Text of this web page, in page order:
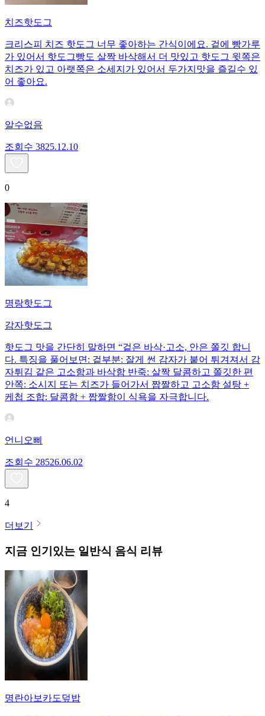
치즈핫도그
크리스피 치즈 핫도그 너무 좋아하는 간식이에요. 겉에 빵가루
가 있어서 핫도그빵도 살짝 바삭해서 더 맛있고 핫도그 윗쪽은
치즈가 있고 아랫쪽은 소세지가 있어서 두가지맛을 즐길수 있
어 좋아요.
알수없음
조회수 3825.12.10
0
명랑핫도그
감자핫도그
핫도그 맛을 간단히 말하면 “겉은 바삭·고소, 안은 쫄깃 합니
다. 특징을 풀어보면: 겉부분: 잘게 썬 감자가 붙어 튀겨져서 감
자튀김 같은 고소함과 바삭함 반죽: 살짝 달콤하고 쫄깃한 편
안쪽: 소시지 또는 치즈가 들어가서 짭짤하고 고소함 설탕 +
케첩 조합: 달콤함 + 짭짤함이 식욕을 자극합니다.
언니오삐
조회수 28526.06.02
4
더보기
지금 인기있는 일반식 음식 리뷰
명란아보카도덮밥